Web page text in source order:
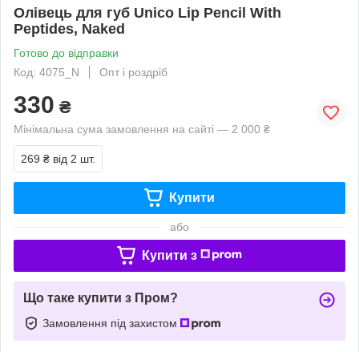
Олівець для губ Unico Lip Pencil With
Peptides, Naked
Готово до відправки
Код: 4075_N
Опт і роздріб
330 ₴
Мінімальна сума замовлення на сайті — 2 000 ₴
269 ₴ від 2 шт.
Купити
або
Купити з
Що таке купити з Пром?
Замовлення під захистом